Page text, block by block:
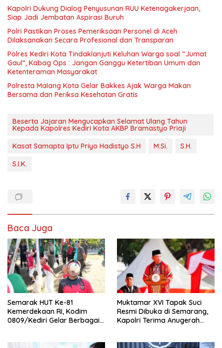
Kapolri Dukung Dialog Penyusunan RUU Ketenagakerjaan,
Siap Jadi Jembatan Aspirasi Buruh
Polri Pastikan Proses Pemeriksaan Personel di Aceh
Dilaksanakan Secara Profesional dan Transparan
Polres Kediri Kota Tindaklanjuti Keluhan Warga soal “Jumat
Gaul”, Kabag Ops : Jangan Ganggu Ketertiban Umum dan
Ketenteraman Masyarakat
Polresta Malang Kota Gelar Bakkes Ajak Warga Makan
Bersama dan Periksa Kesehatan Gratis
Beserta Jajaran Mengucapkan Selamat Ulang Tahun
Kepada Kapolres Kediri Kota AKBP Bramastyo Priaji
Kasat Samapta Iptu Priyo Hadistyo S.H
M.Si.
S.H.
S.I.K.
Baca Juga
Semarak HUT Ke-81
Kemerdekaan RI, Kodim
0809/Kediri Gelar Berbagai
Muktamar XVI Tapak Suci
Resmi Dibuka di Semarang,
Kapolri Terima Anugerah